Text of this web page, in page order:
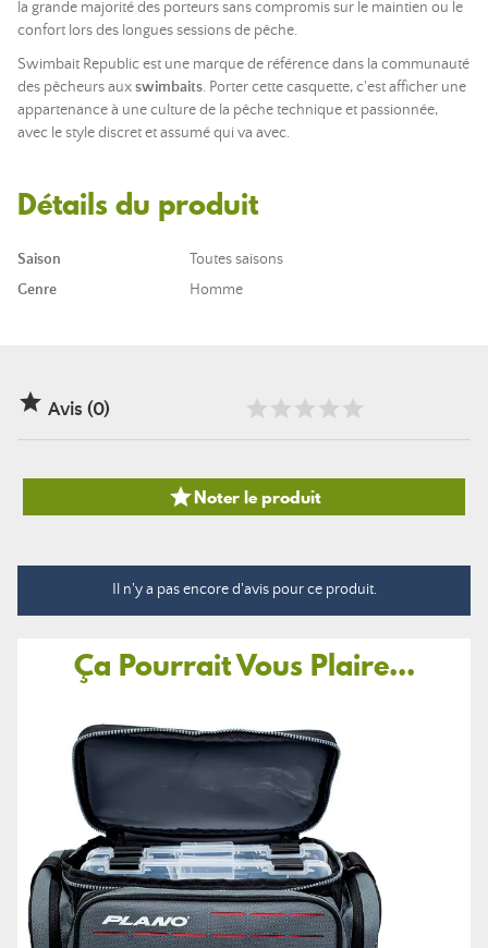
la grande majorité des porteurs sans compromis sur le maintien ou le
confort lors des longues sessions de pêche.
Swimbait Republic est une marque de référence dans la communauté
des pêcheurs auxswimbaits. Porter cette casquette, c'est afficher une
appartenance à une culture de la pêche technique et passionnée,
avec le style discret et assumé qui va avec.
Détails du produit
Saison
Toutes saisons
Genre
Homme
 Avis (0)
Noter le produit
Il n'y a pas encore d'avis pour ce produit.
Ça Pourrait Vous Plaire...